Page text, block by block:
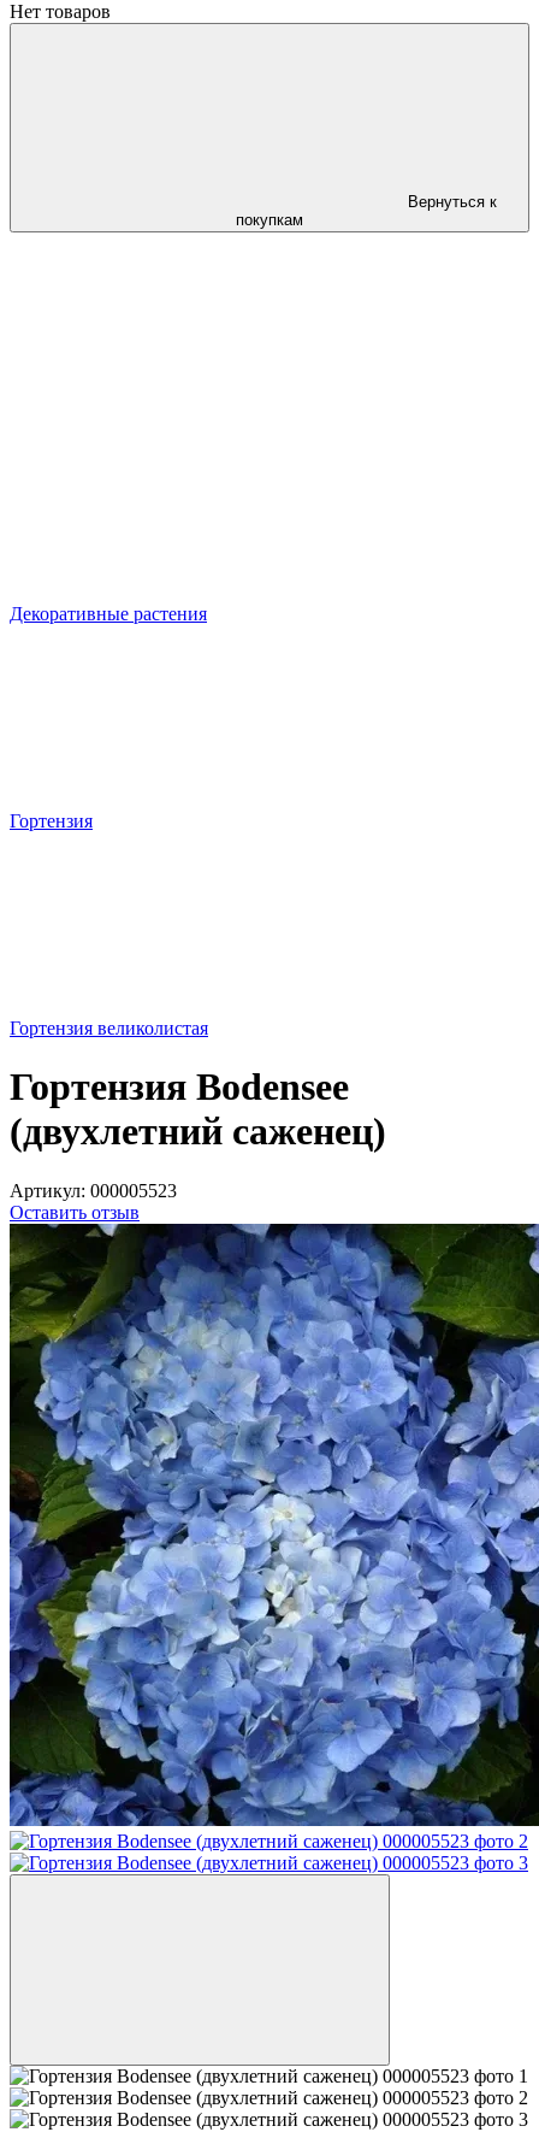
Нет товаров
Вернуться к
покупкам
Декоративные растения
Гортензия
Гортензия великолистая
Гортензия Bodensee
(двухлетний саженец)
Артикул: 000005523
Оставить отзыв